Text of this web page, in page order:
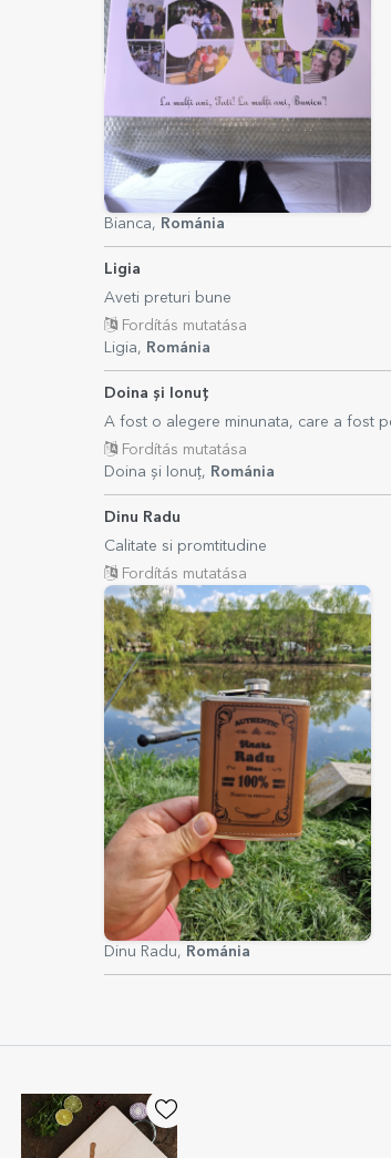
Bianca, Románia
Ligia
Aveti preturi bune
Fordítás mutatása
Ligia, Románia
Doina și Ionuț
A fost o alegere minunata, care a fost
Fordítás mutatása
Doina și Ionuț, Románia
Dinu Radu
Calitate si promtitudine
Fordítás mutatása
Dinu Radu, Románia